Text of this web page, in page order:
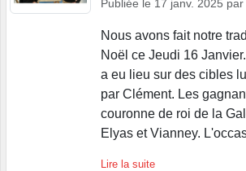
Publiée le 17 janv. 2025 par
Nous avons fait notre
Noël ce Jeudi 16
a eu lieu sur des cibles
par Clément. Les
couronne de roi de la
Elyas et Vianney.
Lire la suite